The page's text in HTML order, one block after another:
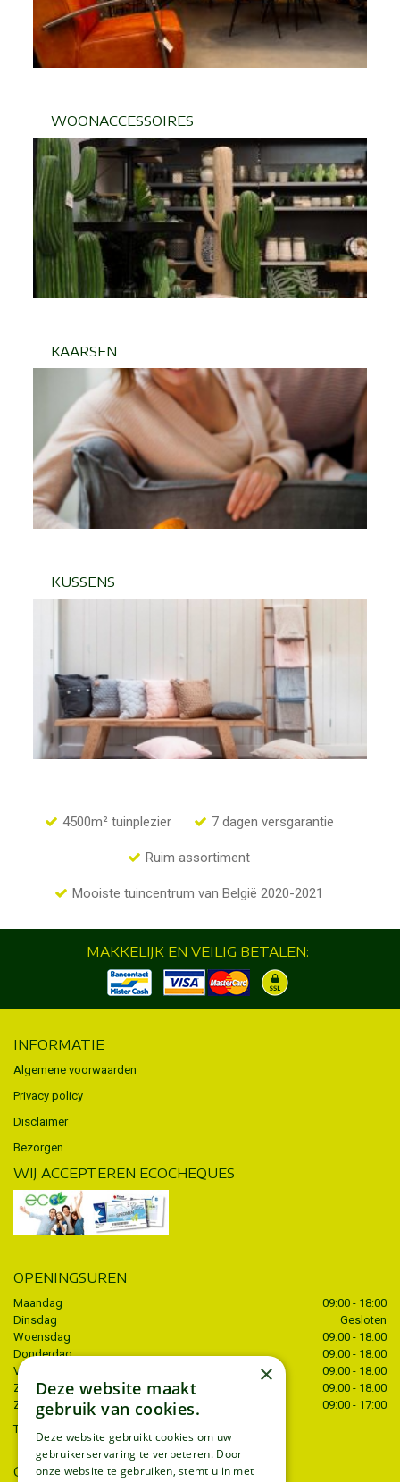
WOONACCESSOIRES
KAARSEN
KUSSENS
4500m² tuinplezier 7 dagen versgarantie
Ruim assortiment
Mooiste tuincentrum van België 2020-2021
MAKKELIJK EN VEILIG BETALEN:
INFORMATIE
Algemene voorwaarden
Privacy policy
Disclaimer
Bezorgen
WIJ ACCEPTEREN ECOCHEQUES
OPENINGSUREN
Maandag
09:00 - 18:00
Dinsdag
Gesloten
Woensdag
09:00 - 18:00
Donderdag
09:00 - 18:00
Vrijdag
09:00 - 18:00
Zaterdag
09:00 - 18:00
Zondag
09:00 - 17:00
Toon alle openingstijden
CONTACT
×
Deze website maakt
gebruik van cookies.
Deze website gebruikt cookies om uw
gebruikerservaring te verbeteren. Door
onze website te gebruiken, stemt u in met